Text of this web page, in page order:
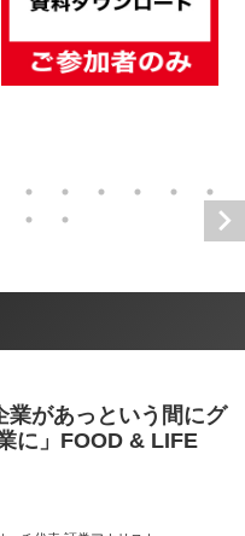
業があっという間にグ
に」FOOD & LIFE